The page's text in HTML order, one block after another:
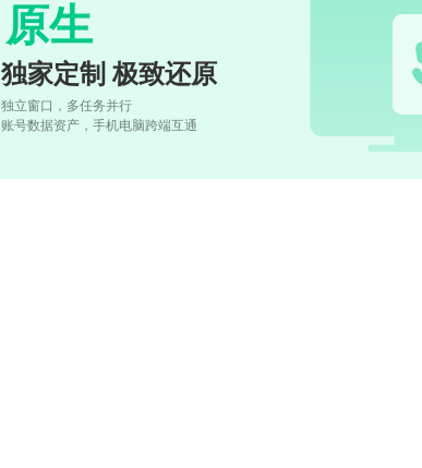
原生
独家定制 极致还原
独立窗口，多任务并行
账号数据资产，手机电脑跨端互通